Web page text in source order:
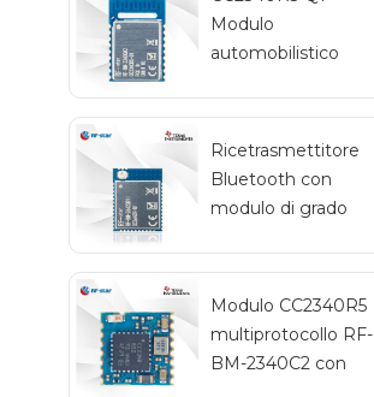
Modulo
automobilistico
energetico RF-BM-
2340QB1
Ricetrasmettitore
Bluetooth con
modulo di grado
veicoli
Modulo CC2340R5
multiprotocollo RF-
BM-2340C2 con